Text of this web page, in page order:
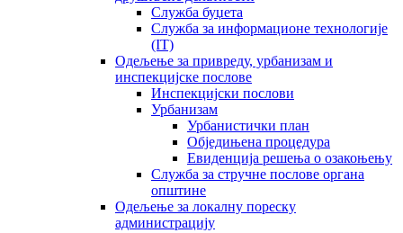
Служба буџета
Служба за информационе технологије
(IT)
Одељење за привреду, урбанизам и
инспекцијске послове
Инспекцијски послови
Урбанизам
Урбанистички план
Обједињена процедура
Евиденција решења о озакоњењу
Служба за стручне послове органа
општине
Одељење за локалну пореску
администрацију